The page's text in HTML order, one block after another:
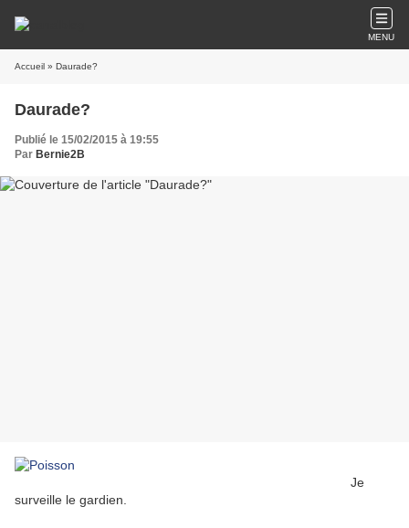
MENU
Accueil » Daurade?
Daurade?
Publié le 15/02/2015 à 19:55
Par Bernie2B
Je
surveille le gardien.